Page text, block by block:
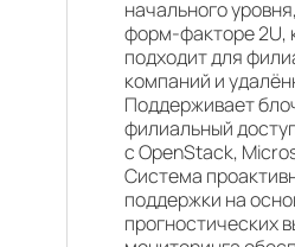
начального
форм-факторе 2U,
подходит для
компаний и
Поддерживает
филиальный
с OpenStack,
Система
поддержки на
прогностических